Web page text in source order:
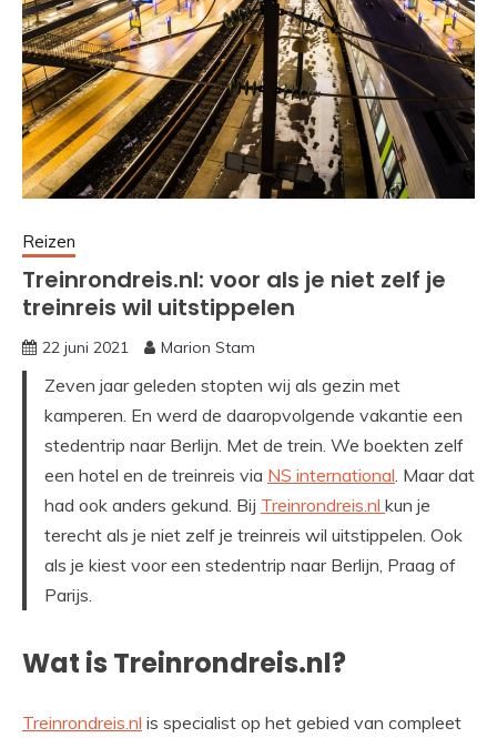
Reizen
Treinrondreis.nl: voor als je niet zelf je
treinreis wil uitstippelen
22 juni 2021 Marion Stam
Zeven jaar geleden stopten wij als gezin met
kamperen. En werd de daaropvolgende vakantie een
stedentrip naar Berlijn. Met de trein. We boekten zelf
een hotel en de treinreis via NS international. Maar dat
had ook anders gekund. Bij Treinrondreis.nl kun je
terecht als je niet zelf je treinreis wil uitstippelen. Ook
als je kiest voor een stedentrip naar Berlijn, Praag of
Parijs.
Wat is Treinrondreis.nl?
Treinrondreis.nl is specialist op het gebied van compleet